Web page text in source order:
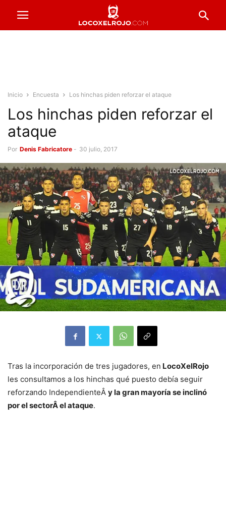
Inicio Encuesta Los hinchas piden reforzar el ataque
Los hinchas piden reforzar el
ataque
Por Denis Fabricatore - 30 julio, 2017
Tras la incorporación de tres jugadores, en LocoXelRojo
les consultamos a los hinchas qué puesto debía seguir
reforzando IndependienteÂ y la gran mayoría se inclinó
por el sectorÂ el ataque.